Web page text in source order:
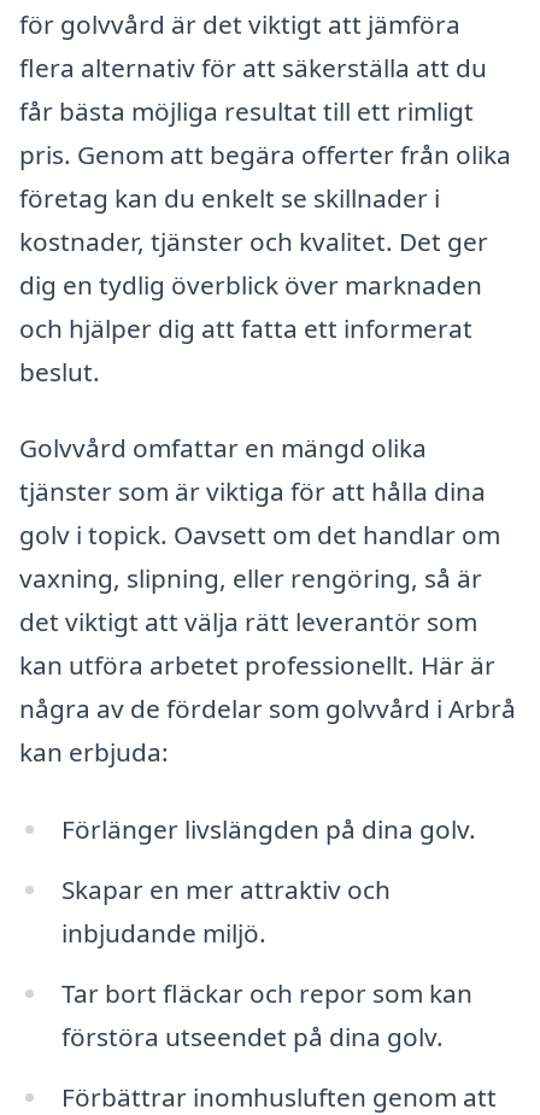
för golvvård är det viktigt att jämföra
flera alternativ för att säkerställa att du
får bästa möjliga resultat till ett rimligt
pris. Genom att begära offerter från olika
företag kan du enkelt se skillnader i
kostnader, tjänster och kvalitet. Det ger
dig en tydlig överblick över marknaden
och hjälper dig att fatta ett informerat
beslut.
Golvvård omfattar en mängd olika
tjänster som är viktiga för att hålla dina
golv i topick. Oavsett om det handlar om
vaxning, slipning, eller rengöring, så är
det viktigt att välja rätt leverantör som
kan utföra arbetet professionellt. Här är
några av de fördelar som golvvård i Arbrå
kan erbjuda:
Förlänger livslängden på dina golv.
Skapar en mer attraktiv och
inbjudande miljö.
Tar bort fläckar och repor som kan
förstöra utseendet på dina golv.
Förbättrar inomhusluften genom att